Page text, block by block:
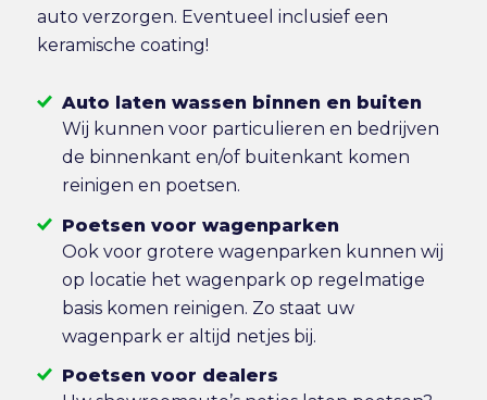
auto verzorgen. Eventueel inclusief een
keramische coating!
Auto laten wassen binnen en buiten
Wij kunnen voor particulieren en bedrijven
de binnenkant en/of buitenkant komen
reinigen en poetsen.
Poetsen voor wagenparken
Ook voor grotere wagenparken kunnen wij
op locatie het wagenpark op regelmatige
basis komen reinigen. Zo staat uw
wagenpark er altijd netjes bij.
Poetsen voor dealers